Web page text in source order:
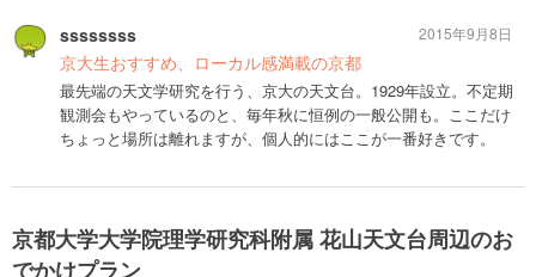
ssssssss
京大生おすすめ、ローカル感満載の京都
最先端の天文学研究を行う、京大の天文台。1929年設立。不定期
観測会もやっているのと、毎年秋に恒例の一般公開も。ここだけ
ちょっと場所は離れますが、個人的にはここが一番好きです。
2015年9月8日
京都大学大学院理学研究科附属 花山天文台周辺のお
でかけプラン